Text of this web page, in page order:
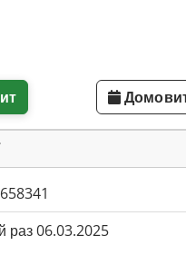
раз 06.03.2025